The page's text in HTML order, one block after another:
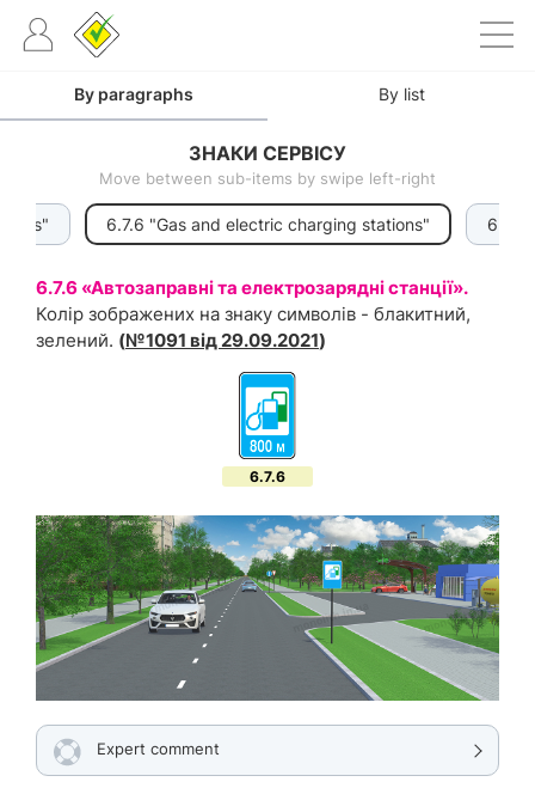
By paragraphs By list
ЗНАКИ СЕРВІСУ
Move between sub-items by swipe left-right
6.7.6 "Gas and electric charging stations" 6.7.7
6.7.6 «Автозаправні та електрозарядні станції».
Колір зображених на знаку символів - блакитний,
зелений. (№1091 від 29.09.2021)
6.7.6
Expert comment